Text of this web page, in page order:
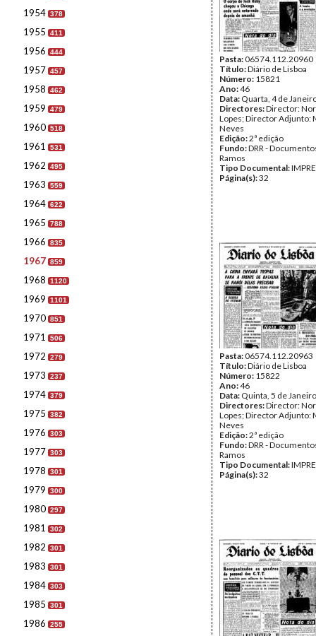
1954 378
1955 411
1956 444
1957 457
1958 462
1959 479
1960 518
1961 531
1962 495
1963 559
1964 622
1965 788
1966 835
1967 859
1968 1120
1969 1101
1970 851
1971 506
1972 279
1973 237
1974 379
1975 382
1976 303
1977 303
1978 301
1979 300
1980 297
1981 302
1982 301
1983 301
1984 303
1985 301
1986 255
Pasta:06574.112.20960
Título:Diário de Lisboa
Número: 15821
Ano:46
Data: Quarta, 4 de
Directores:Director:
Lopes; Director Adjunto:
Neves
Edição:2ª edição
Fundo:DRR -
Ramos
Tipo Documental:
Página(s):32
Pasta:06574.112.20963
Título:Diário de Lisboa
Número: 15822
Ano:46
Data: Quinta, 5 de
Directores:Director:
Lopes; Director Adjunto:
Neves
Edição:2ª edição
Fundo:DRR -
Ramos
Tipo Documental:
Página(s):32